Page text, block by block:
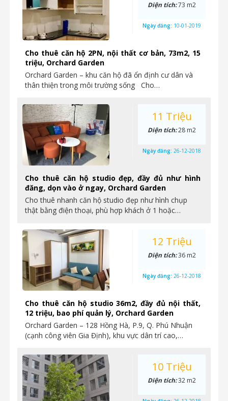
Cho thuê căn hộ 2PN, nội thất cơ bản, 73m2, 15
triệu, Orchard Garden
Orchard Garden – khu căn hộ đã ổn định cư dân và
thân thiện trong môi trường sống Cho…
Diện tích:73 m2
Ngày đăng: 10-01-2019
Cho thuê căn hộ studio đẹp, đầy đủ như hình
đăng, dọn vào ở ngay, Orchard Garden
Cho thuê nhanh căn hộ studio đẹp như hình chụp
thật bằng điện thoại, phù hợp khách ở 1 hoặc…
11 Triệu
Diện tích:28 m2
Ngày đăng: 26-12-2018
Cho thuê căn hộ studio 36m2, đầy đủ nội thất,
12 triệu, bao phí quản lý, Orchard Garden
Orchard Garden – 128 Hồng Hà, P.9, Q. Phú Nhuận
(cạnh công viên Gia Định), khu vực dân trí cao,…
12 Triệu
Diện tích:36 m2
Ngày đăng: 26-12-2018
10 Triệu
Diện tích:32 m2